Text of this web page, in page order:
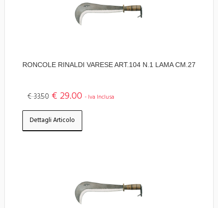
RONCOLE RINALDI VARESE ART.104 N.1 LAMA CM.27
€ 33.50 € 29.00 - Iva Inclusa
Dettagli Articolo